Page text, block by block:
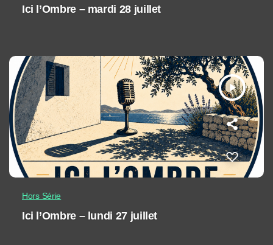
Ici l’Ombre – mardi 28 juillet
play_arrow
Hors Série
Ici l’Ombre – lundi 27 juillet